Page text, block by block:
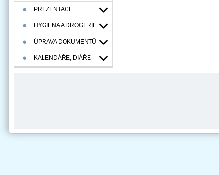
PREZENTACE
HYGIENA A DROGERIE
ÚPRAVA DOKUMENTŮ
KALENDÁŘE, DIÁŘE